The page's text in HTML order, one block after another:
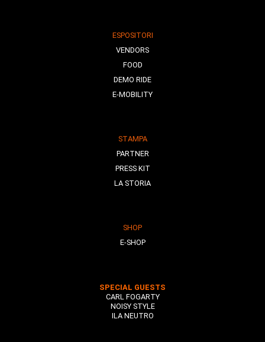
ESPOSITORI
VENDORS
FOOD
DEMO RIDE
E-MOBILITY
STAMPA
PARTNER
PRESS KIT
LA STORIA
SHOP
E-SHOP
SPECIAL GUESTS
CARL FOGARTY
NOISY STYLE
ILA NEUTRO